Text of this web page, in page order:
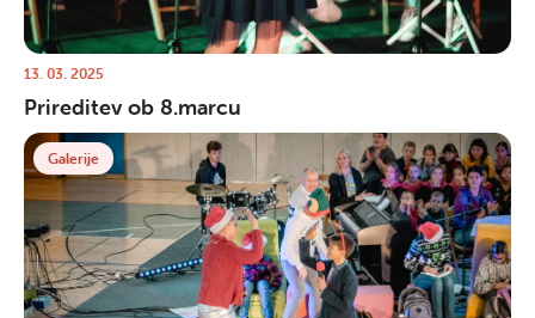
13. 03. 2025
Prireditev ob 8.marcu
Galerije